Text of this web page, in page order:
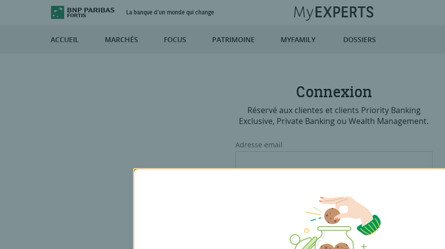
La banque d'un monde qui change
ACCUEIL MARCHÉS FOCUS PATRIMOINE MYFAMILY DOSSIERS
Connexion
Réservé aux clientes et clients Priority Banking
Exclusive, Private Banking ou Wealth Management.
Adresse email
Avez-vous oublié votre mot de passe ?